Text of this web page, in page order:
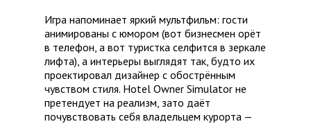
Игра напоминает яркий мультфильм: гости
анимированы с юмором (вот бизнесмен орёт
в телефон, а вот туристка селфится в зеркале
лифта), а интерьеры выглядят так, будто их
проектировал дизайнер с обострённым
чувством стиля. Hotel Owner Simulator не
претендует на реализм, зато даёт
почувствовать себя владельцем курорта —